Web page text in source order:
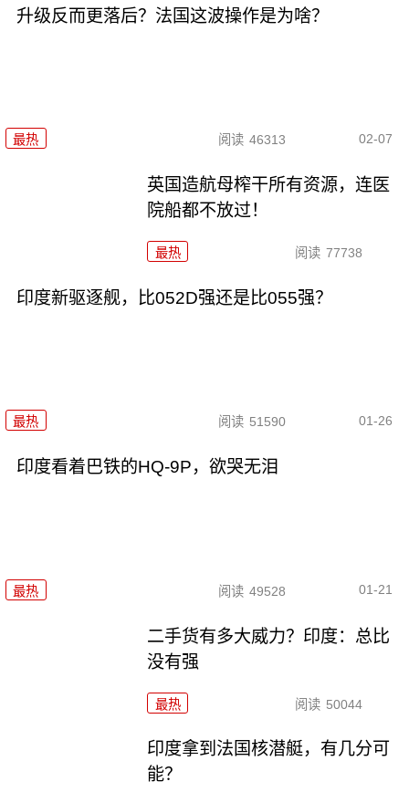
升级反而更落后？法国这波操作是为啥？
最热 阅读 46313 02-07
英国造航母榨干所有资源，连医
院船都不放过！
最热 阅读 77738
印度新驱逐舰，比052D强还是比055强？
最热 阅读 51590 01-26
印度看着巴铁的HQ-9P，欲哭无泪
最热 阅读 49528 01-21
二手货有多大威力？印度：总比
没有强
最热 阅读 50044
印度拿到法国核潜艇，有几分可
能？